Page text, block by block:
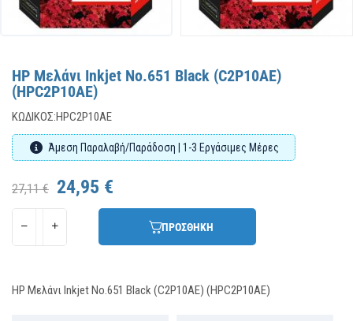
HP Μελάνι Inkjet No.651 Black (C2P10AE)
(HPC2P10AE)
ΚΩΔΙΚΌΣ:HPC2P10AE
Άμεση Παραλαβή/Παράδοση | 1-3 Εργάσιμες Μέρες
27,11 € 24,95 €
ΠΡΟΣΘΗΚΗ
HP Μελάνι Inkjet No.651 Black (C2P10AE) (HPC2P10AE)